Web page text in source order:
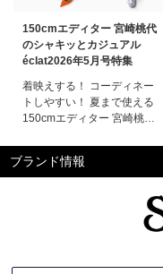
150cmエディター 宮崎桃代
のシャキッとカジュアル
éclat2026年5月号特集
着映えする！ コーディネー
トしやすい！ 夏まで使える
150cmエディター 宮崎桃代
になるほど、面倒なのはいや
なんです。コーディネートも
っこよくて、今の気分もあっ
て、涼しくて、楽。今回も、
愛するブランドに別注をお願
ブランド情報